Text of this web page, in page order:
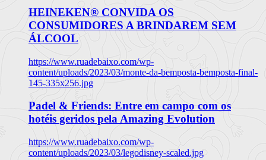
HEINEKEN® CONVIDA OS
CONSUMIDORES A BRINDAREM SEM
ÁLCOOL
https://www.ruadebaixo.com/wp-
content/uploads/2023/03/monte-da-bemposta-bemposta-final-
145-335x256.jpg
Padel & Friends: Entre em campo com os
hotéis geridos pela Amazing Evolution
https://www.ruadebaixo.com/wp-
content/uploads/2023/03/legodisney-scaled.jpg